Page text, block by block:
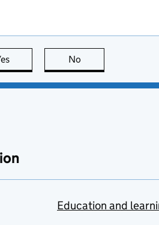
this page is useful
No
Education and